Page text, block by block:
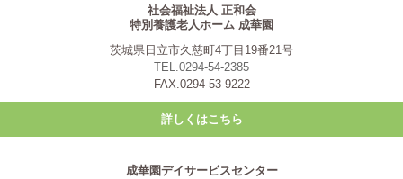
社会福祉法人 正和会
特別養護老人ホーム 成華園
茨城県日立市久慈町4丁目19番21号
TEL.0294-54-2385
FAX.0294-53-9222
詳しくはこちら
成華園デイサービスセンター